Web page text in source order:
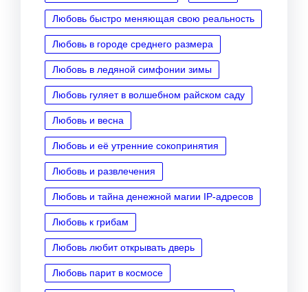
Любовь быстро меняющая свою реальность
Любовь в городе среднего размера
Любовь в ледяной симфонии зимы
Любовь гуляет в волшебном райском саду
Любовь и весна
Любовь и её утренние сокопринятия
Любовь и развлечения
Любовь и тайна денежной магии IP‑адресов
Любовь к грибам
Любовь любит открывать дверь
Любовь парит в космосе